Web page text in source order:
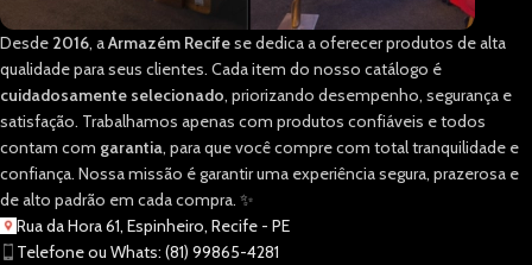
Desde 2016, aArmazém Recifese dedica a oferecer produtos de alta
qualidade para seus clientes. Cada item do nosso catálogo é
cuidadosamente selecionado, priorizando desempenho, segurança e
satisfação. Trabalhamos apenas com produtos confiáveis e todos
contam com garantia, para que você compre com total tranquilidade e
confiança. Nossa missão é garantir uma experiência segura, prazerosa e
de alto padrão em cada compra. ✨
Rua da Hora 61, Espinheiro, Recife - PE
Telefone ou Whats: (81) 99865-4281